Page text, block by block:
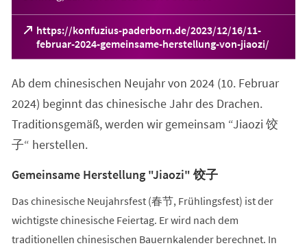
https://konfuzius-paderborn.de/2023/12/16/11-
februar-2024-gemeinsame-herstellung-von-jiaozi/
(Öffnet
in
neuen
Tab)
Ab dem chinesischen Neujahr von 2024 (10. Februar
2024) beginnt das chinesische Jahr des Drachen.
Traditionsgemäß, werden wir gemeinsam “Jiaozi 饺
子“ herstellen.
Gemeinsame Herstellung "Jiaozi" 饺子
Das chinesische Neujahrsfest (春节, Frühlingsfest) ist der
wichtigste chinesische Feiertag. Er wird nach dem
traditionellen chinesischen Bauernkalender berechnet. In